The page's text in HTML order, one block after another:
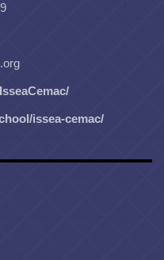
issea-cemac/